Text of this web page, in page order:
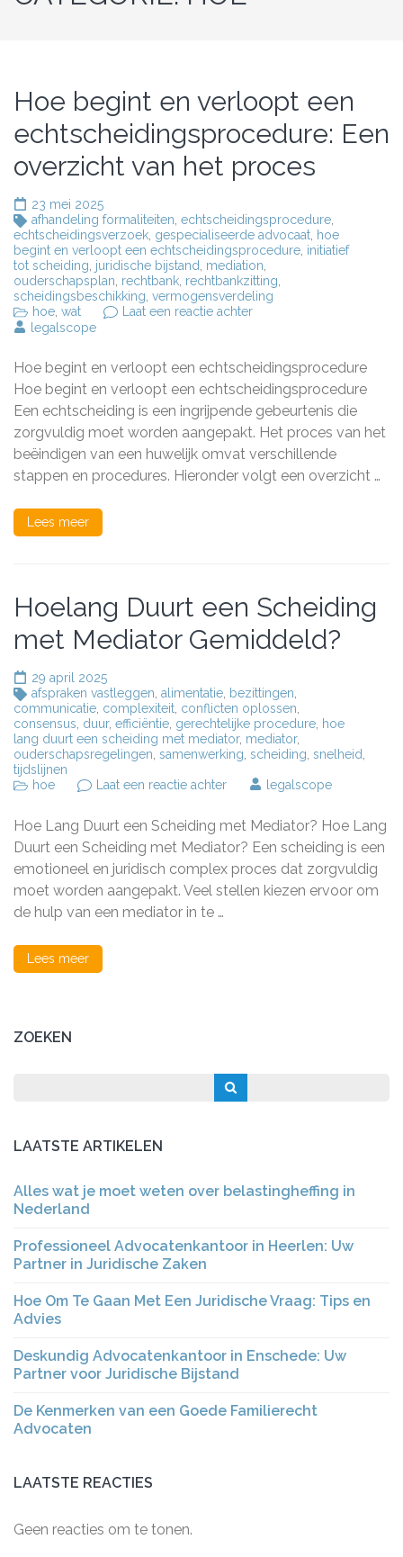
Hoe begint en verloopt een
echtscheidingsprocedure: Een
overzicht van het proces
23 mei 2025
afhandeling formaliteiten echtscheidingsprocedure
echtscheidingsverzoek gespecialiseerde advocaat hoe
begint en verloopt een echtscheidingsprocedure initiatief
tot scheiding juridische bijstand mediation
ouderschapsplan rechtbank rechtbankzitting
scheidingsbeschikking vermogensverdeling
hoe wat Laat een reactie achterop
verloopt
een
Een
overzicht
van
het
proces
legalscope
Hoe begint en verloopt een echtscheidingsprocedure
Hoe begint en verloopt een echtscheidingsprocedure
Een echtscheiding is een ingrijpende gebeurtenis die
zorgvuldig moet worden aangepakt. Het proces van het
beëindigen van een huwelijk omvat verschillende
stappen en procedures. Hieronder volgt een overzicht …
Lees meer
Hoelang Duurt een Scheiding
met Mediator Gemiddeld?
29 april 2025
afspraken vastleggen alimentatie bezittingen
communicatie complexiteit conflicten oplossen
consensus duur, efficiëntie gerechtelijke procedure hoe
lang duurt een scheiding met mediator, mediator,
ouderschapsregelingen samenwerking scheiding snelheid
tijdslijnen
hoe
Laat een reactie achterop
een
Scheiding
Mediator
Gemiddeld?
legalscope
Hoe Lang Duurt een Scheiding met Mediator? Hoe Lang
Duurt een Scheiding met Mediator? Een scheiding is een
emotioneel en juridisch complex proces dat zorgvuldig
moet worden aangepakt. Veel stellen kiezen ervoor om
de hulp van een mediator in te …
Lees meer
ZOEKEN
LAATSTE ARTIKELEN
Alles wat je moet weten over belastingheffing in
Nederland
Professioneel Advocatenkantoor in Heerlen: Uw
Partner in Juridische Zaken
Hoe Om Te Gaan Met Een Juridische Vraag: Tips en
Advies
Deskundig Advocatenkantoor in Enschede: Uw
Partner voor Juridische Bijstand
De Kenmerken van een Goede Familierecht
Advocaten
LAATSTE REACTIES
Geen reacties om te tonen.